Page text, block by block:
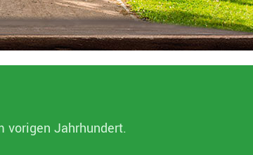
vorigen Jahrhundert.